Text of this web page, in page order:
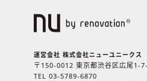
運営会社 株式会社ニューユニークス
〒150-0012 東京都渋谷区広尾1-
TEL 03-5789-6870